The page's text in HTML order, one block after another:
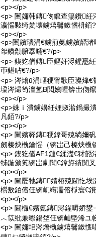
<p></p>
<p> 闉嬭韩鏄伆鑹查簜鐨
瀛愮敤绮夎壊鐪熺毊鏉愭枡銆
<p></p>
<p>闉嬪瓙涓€鐪煎氨鐪嬪嚭
帤鐨勪腑搴曘€?/p>
<p> 鍥犵偤鏄臣鏂奸浕鍟嗭
帀鍖呫€?/p>
<p> 涔熻ū涓嶇稉甯歌臣璨烽
垜涔熶笉澶氳В閲嬪暒锛岀伆
<p></p>
<p>姝ｉ潰鐪嬶紝娌掓湁鍋
凡銆?/p>
<p></p>
<p> 闉嬪簳鏄稉鍏哥殑绱嬭
劒榛炴槸鑰愮（锛岀己榛炴
<p> 鍥犵偤AF1鏈€鍒濋€犲嚭
牬鍦颁笂锛岀劇闇€鎿斿績闃
<p></p>
<p> 闉嬮牠鏄婧栫殑閫忔
欑敖銆傛仼锛屼竴濡傛棦寰€
<p></p>
<p> 閫欏€嬪氨鏄浕鍟嗕娇
︿笖纰兼暩鍚堥仼锛屾墍浠ユ
<p> 闉嬭垖涔熸槸鐪熺毊鏉愯